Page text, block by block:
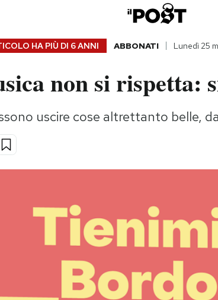
HA PIÙ DI 6 ANNI ABBONATI Lunedì 25
non si rispetta:
uscire cose altrettanto belle,